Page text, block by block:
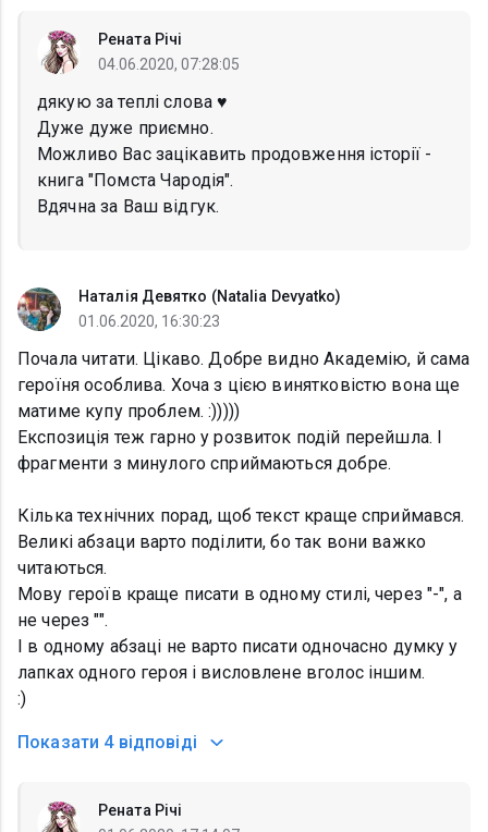
Рената Річі
04.06.2020, 07:28:05
дякую за теплі слова ♥️
Дуже дуже приємно.
Можливо Вас зацікавить продовження історії -
книга "Помста Чародія".
Вдячна за Ваш відгук.
Наталія Девятко (Natalia Devyatko)
01.06.2020, 16:30:23
Почала читати. Цікаво. Добре видно Академію, й сама
героїня особлива. Хоча з цією винятковістю вона ще
матиме купу проблем. :)))))
Експозиція теж гарно у розвиток подій перейшла. І
фрагменти з минулого сприймаються добре.
Кілька технічних порад, щоб текст краще сприймався.
Великі абзаци варто поділити, бо так вони важко
читаються.
Мову героїв краще писати в одному стилі, через "-", а
не через "".
І в одному абзаці не варто писати одночасно думку у
лапках одного героя і висловлене вголос іншим.
:)
Показати 4 відповіді
Рената Річі